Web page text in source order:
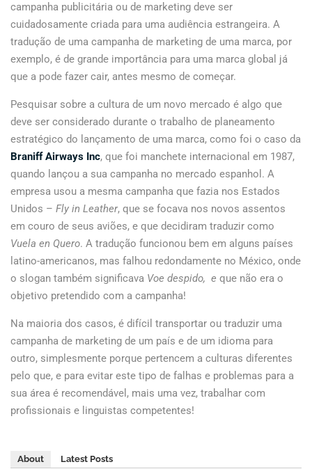
campanha publicitária ou de marketing deve ser
cuidadosamente criada para uma audiência estrangeira. A
tradução de uma campanha de marketing de uma marca, por
exemplo, é de grande importância para uma marca global já
que a pode fazer cair, antes mesmo de começar.
Pesquisar sobre a cultura de um novo mercado é algo que
deve ser considerado durante o trabalho de planeamento
estratégico do lançamento de uma marca, como foi o caso da
Braniff Airways Inc, que foi manchete internacional em 1987,
quando lançou a sua campanha no mercado espanhol. A
empresa usou a mesma campanha que fazia nos Estados
Unidos – Fly in Leather, que se focava nos novos assentos
em couro de seus aviões, e que decidiram traduzir como
Vuela en Quero. A tradução funcionou bem em alguns países
latino-americanos, mas falhou redondamente no México, onde
o slogan também significava Voe despido, e que não era o
objetivo pretendido com a campanha!
Na maioria dos casos, é difícil transportar ou traduzir uma
campanha de marketing de um país e de um idioma para
outro, simplesmente porque pertencem a culturas diferentes
pelo que, e para evitar este tipo de falhas e problemas para a
sua área é recomendável, mais uma vez, trabalhar com
profissionais e linguistas competentes!
About Latest Posts